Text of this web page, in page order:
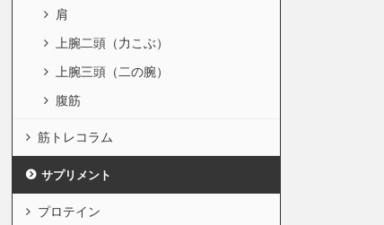
肩
上腕二頭（力こぶ）
上腕三頭（二の腕）
腹筋
筋トレコラム
サプリメント
プロテイン